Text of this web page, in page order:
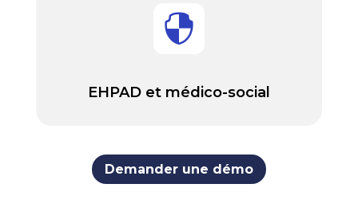

EHPAD et médico-social
Demander une démo